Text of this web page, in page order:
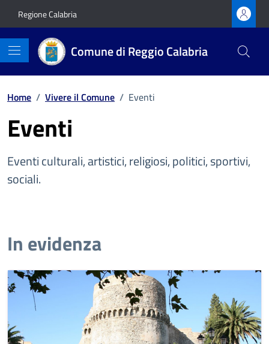
Regione Calabria
Comune di Reggio Calabria
Home / Vivere il Comune / Eventi
Eventi
Eventi culturali, artistici, religiosi, politici, sportivi,
sociali.
In evidenza